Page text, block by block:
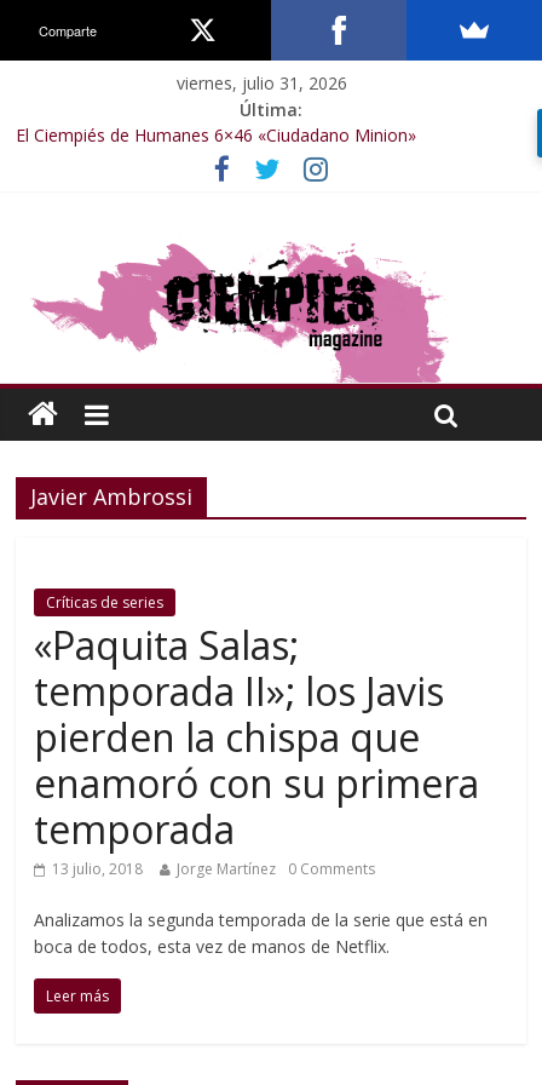
viernes, julio 31, 2026
Última:
El Ciempiés de Humanes 6×46 «Ciudadano Minion»
El Ciempiés de Humanes 6×50 «Spiderman, Castigador, Hulk y el
final de la sexta temporada»
El Ciempiés de Humanes 6×48 «El Síndrome de Odiseo»
El Ciempiés de Humanes 6×47 «De nada por nada»
Javier Ambrossi
Críticas de series
«Paquita Salas;
temporada II»; los Javis
pierden la chispa que
enamoró con su primera
temporada
13 julio, 2018 Jorge Martínez 0 Comments
Analizamos la segunda temporada de la serie que está en
boca de todos, esta vez de manos de Netflix.
Leer más
Comparte